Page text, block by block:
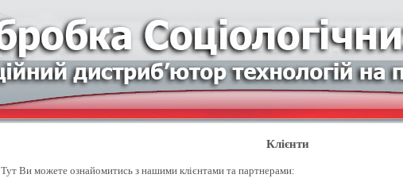
Клієнти
Тут Ви можете ознайомитись з нашими клієнтами та партнерами: